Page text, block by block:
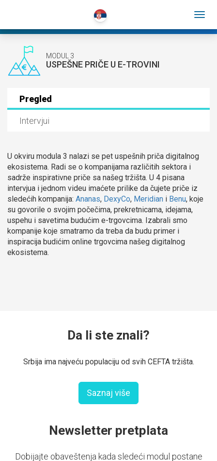
MODUL 3
USPEŠNE PRIČE U E-TROVINI
Pregled
Intervjui
U okviru modula 3 nalazi se pet uspešnih priča digitalnog
ekosistema. Radi se o kompanijama različitih sektora i
sadrže inspirativne priče sa našeg tržišta. U 4 pisana
intervjua i jednom videu imaćete prilike da čujete priče iz
sledećih kompanija: Ananas, DexyCo, Meridian i Benu, koje
su govorile o svojim počečima, prekretnicama, idejama,
uspehu i savetima budućim e-trgovcima. Izabrali smo
kompanije koje smatramo da treba da budu primer i
inspiracija budićim online trgovcima našeg digitalnog
ekosistema.
Da li ste znali?
Srbija ima najveću populaciju od svih CEFTA tržišta.
Saznaj više
Newsletter pretplata
Dobijajte obaveštenja kada sledeći modul postane